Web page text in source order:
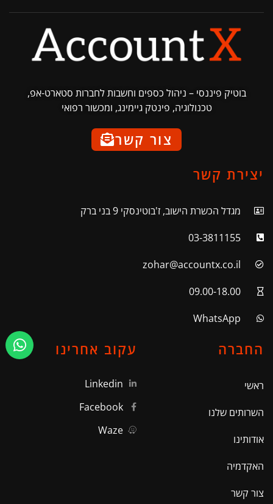
בוטיק פיננסי – ניהול כספים וחשבות לחברות סטארט-אפ,
טכנולוגיה, פינטק גיימינג, ומכשור רפואי
צור קשר
יצירת קשר
מגדל הכשרת הישוב, ז'בוטינסקי 9 בני ברק
03-3811155
zohar@accountx.co.il
09.00-18.00
WhatsApp
החברה
ראשי
השרותים שלנו
אודותינו
האקדמיה
צור קשר
עקוב אחרינו
Linkedin
Facebook
Waze